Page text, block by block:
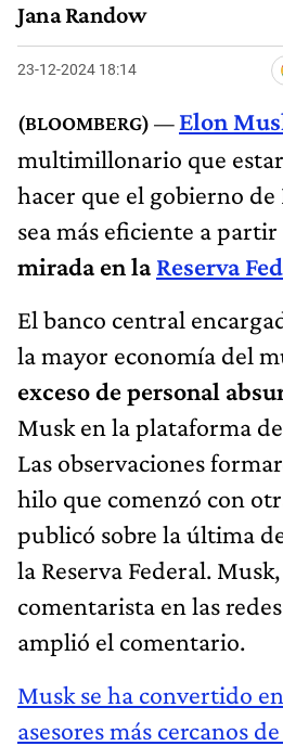
Jana Randow
23-12-2024 18:14
Elon
multimillonario que
hacer que el gobierno de
sea más eficiente a
mirada en laReserva
El banco central
la mayor economía del
exceso de personal
Musk en la plataforma
Las observaciones
hilo que comenzó con
publicó sobre la última
la Reserva Federal.
comentarista en las
amplió el comentario.
Musk se ha convertido
asesores más cercanos